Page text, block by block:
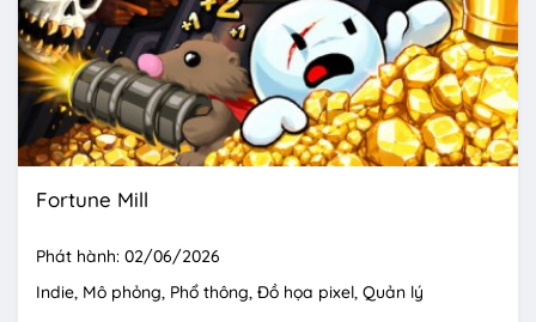
Fortune Mill
Phát hành: 02/06/2026
Indie Mô phỏng Phổ thông Đồ họa pixel Quản lý